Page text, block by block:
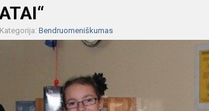
Kategorija: Bendruomeniškumas